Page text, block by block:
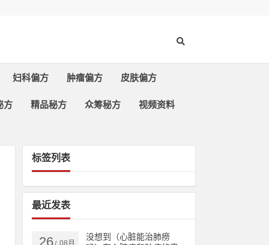
妇科偏方 肿瘤偏方 皮肤偏方
方 精品秘方 众筹秘方 视频资料
标签列表
最近发表
26 08月
没想到（心脏能治肺痨